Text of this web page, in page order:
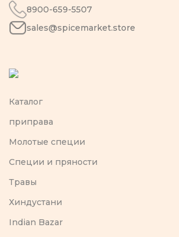
8900-659-5507
sales@spicemarket.store
Каталог
приправа
Молотые специи
Специи и пряности
Травы
Хиндустани
Indian Bazar